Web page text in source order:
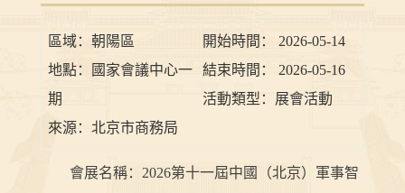
區域： 朝陽區 開始時間：
2026-05-14
地點：
國家會議中心一
期
結束時間：
2026-05-16
活動類型： 展會活動
來源： 北京市商務局
會展名稱：2026第十一屆中國（北京）軍事智